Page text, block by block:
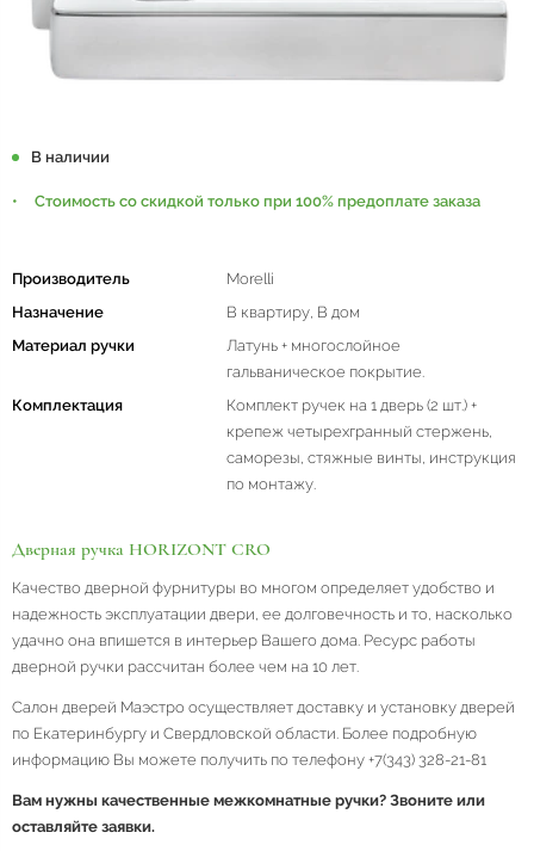
В наличии
Стоимость со скидкой только при 100% предоплате заказа
Производитель
Morelli
Назначение
В квартиру, В дом
Материал ручки
Латунь + многослойное
гальваническое покрытие.
Комплектация
Комплект ручек на 1 дверь (2 шт.) +
крепеж четырехгранный стержень,
саморезы, стяжные винты, инструкция
по монтажу.
Дверная ручка HORIZONT CRO
Качество дверной фурнитуры во многом определяет удобство и
надежность эксплуатации двери, ее долговечность и то, насколько
удачно она впишется в интерьер Вашего дома. Ресурс работы
дверной ручки рассчитан более чем на 10 лет.
Салон дверей Маэстро осуществляет доставку и установку дверей
по Екатеринбургу и Свердловской области. Более подробную
информацию Вы можете получить по телефону +7(343) 328-21-81
Вам нужны качественные межкомнатные ручки? Звоните или
оставляйте заявки.